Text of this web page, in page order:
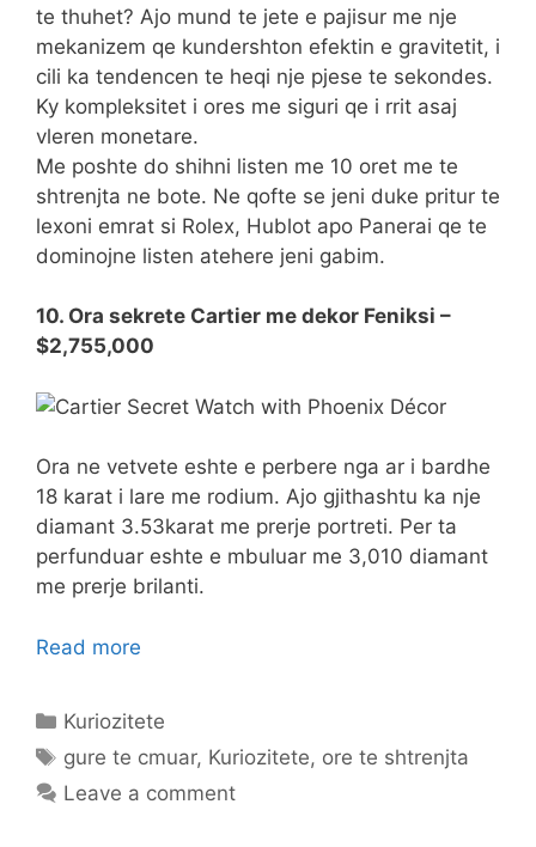
te thuhet? Ajo mund te jete e pajisur me nje
mekanizem qe kundershton efektin e gravitetit, i
cili ka tendencen te heqi nje pjese te sekondes.
Ky kompleksitet i ores me siguri qe i rrit asaj
vleren monetare.
Me poshte do shihni listen me 10 oret me te
shtrenjta ne bote. Ne qofte se jeni duke pritur te
lexoni emrat si Rolex, Hublot apo Panerai qe te
dominojne listen atehere jeni gabim.
10. Ora sekrete Cartier me dekor Feniksi –
$2,755,000
Ora ne vetvete eshte e perbere nga ar i bardhe
18 karat i lare me rodium. Ajo gjithashtu ka nje
diamant 3.53karat me prerje portreti. Per ta
perfunduar eshte e mbuluar me 3,010 diamant
me prerje brilanti.
Read more
Categories
Kuriozitete
Tags
gure te cmuar, Kuriozitete, ore te shtrenjta
Leave a comment